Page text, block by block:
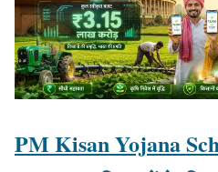
PM Kisan Yojana